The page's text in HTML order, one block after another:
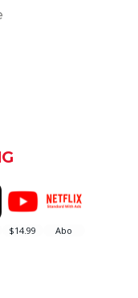
dernière apparition
version du film, les
streaming,